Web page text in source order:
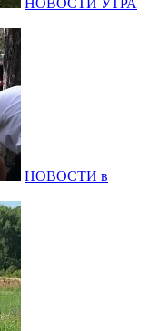
НОВОСТИ в